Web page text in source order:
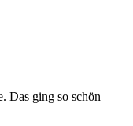
Das ging so schön